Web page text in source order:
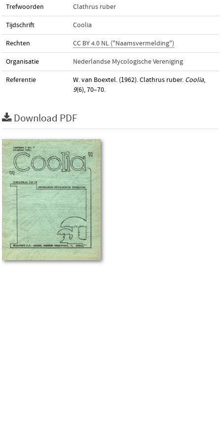
Trefwoorden Clathrus ruber
Tijdschrift Coolia
Rechten CC BY 4.0 NL ("Naamsvermelding")
Organisatie Nederlandse Mycologische Vereniging
Referentie W. van Boextel. (1962). Clathrus ruber. Coolia,
9(6), 70–70.
Download PDF